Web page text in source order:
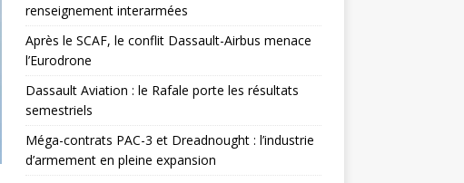
renseignement interarmées
Après le SCAF, le conflit Dassault-Airbus menace
l’Eurodrone
Dassault Aviation : le Rafale porte les résultats
semestriels
Méga-contrats PAC-3 et Dreadnought : l’industrie
d’armement en pleine expansion